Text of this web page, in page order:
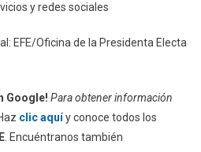
y redes sociales
EFE/Oficina de la Presidenta Electa
Google! Para obtener información
clic aquíy conoce todos los
. Encuéntranos también